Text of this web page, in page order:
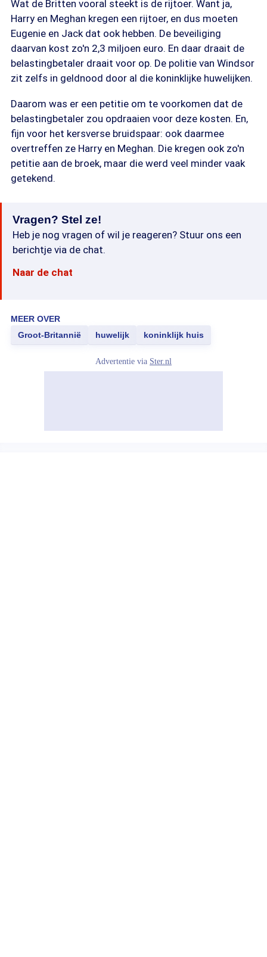
Wat de Britten vooral steekt is de rijtoer. Want ja,
Harry en Meghan kregen een rijtoer, en dus moeten
Eugenie en Jack dat ook hebben. De beveiliging
daarvan kost zo'n 2,3 miljoen euro. En daar draait de
belastingbetaler draait voor op. De politie van Windsor
zit zelfs in geldnood door al die koninklijke huwelijken.
Daarom was er een petitie om te voorkomen dat de
belastingbetaler zou opdraaien voor deze kosten. En,
fijn voor het kersverse bruidspaar: ook daarmee
overtreffen ze Harry en Meghan. Die kregen ook zo'n
petitie aan de broek, maar die werd veel minder vaak
getekend.
Vragen? Stel ze!
Heb je nog vragen of wil je reageren? Stuur ons een
berichtje via de chat.
Naar de chat
MEER OVER
Groot-Britannië
huwelijk koninklijk huis
Advertentie via Ster.nl